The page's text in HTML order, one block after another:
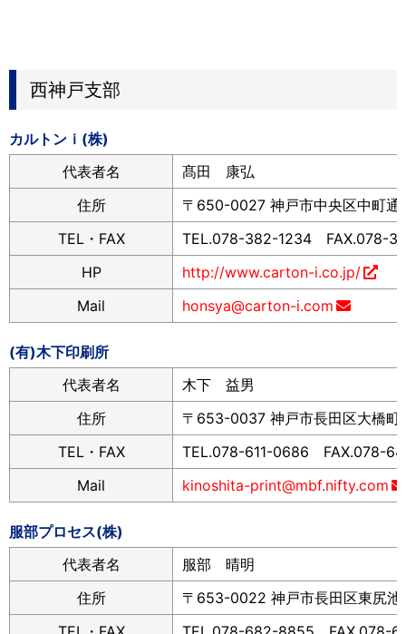
西神戸支部
カルトンｉ(株)
代表者名
髙田 康弘
住所
〒650-0027 神戸市中央区中町
TEL・FAX
TEL.078-382-1234 FAX.078-
HP
http://www.carton-i.co.jp/
Mail
honsya@carton-i.com
(有)木下印刷所
代表者名
木下 益男
住所
〒653-0037 神戸市長田区大橋町
TEL・FAX
TEL.078-611-0686 FAX.078-
Mail
kinoshita-print@mbf.nifty.com
服部プロセス(株)
代表者名
服部 晴明
住所
〒653-0022 神戸市長田区東尻